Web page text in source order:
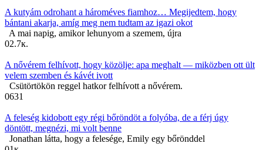
A kutyám odrohant a hároméves fiamhoz… Megijedtem, hogy
bántani akarja, amíg meg nem tudtam az igazi okot
A mai napig, amikor lehunyom a szemem, újra
02.7к.
A nővérem felhívott, hogy közölje: apa meghalt — miközben ott ült
velem szemben és kávét ivott
Csütörtökön reggel hatkor felhívott a nővérem.
0631
A feleség kidobott egy régi bőröndöt a folyóba, de a férj úgy
döntött, megnézi, mi volt benne
Jonathan látta, hogy a felesége, Emily egy bőrönddel